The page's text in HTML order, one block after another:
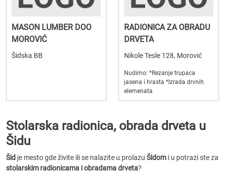
MASON LUMBER DOO
MOROVIĆ
Šidska BB
RADIONICA ZA OBRADU
DRVETA
Nikole Tesle 128, Morović
Nudimo: *Rezanje trupaca
jasena i hrasta *Izrada drvnih
elemenata
Stolarska radionica, obrada drveta u
Šidu
Šid je mesto gde živite ili se nalazite u prolazu Šidom i u potrazi ste za
stolarskim radionicama i obradama drveta?